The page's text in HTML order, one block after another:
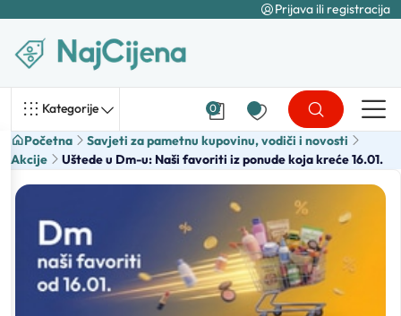
Prijava ili registracija
Kategorije 0
Početna
Savjeti za pametnu kupovinu, vodiči i novosti
Akcije
Uštede u Dm-u: Naši favoriti iz ponude koja kreće 16.01.